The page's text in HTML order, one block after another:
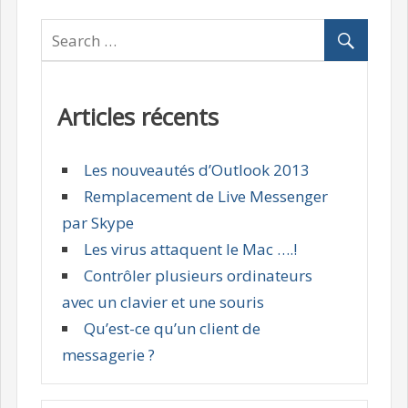
Articles récents
Les nouveautés d’Outlook 2013
Remplacement de Live Messenger
par Skype
Les virus attaquent le Mac ….!
Contrôler plusieurs ordinateurs
avec un clavier et une souris
Qu’est-ce qu’un client de
messagerie ?